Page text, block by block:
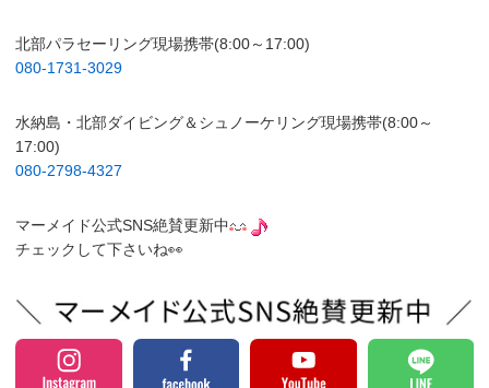
北部パラセーリング現場携帯(8:00～17:00)
080-1731-3029
水納島・北部ダイビング＆シュノーケリング現場携帯(8:00～
17:00)
080-2798-4327
マーメイド公式SNS絶賛更新中
チェックして下さいね👀